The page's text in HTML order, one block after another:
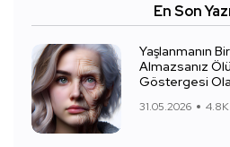
En Son
Yaşlanmanın
Almazsanız
Göstergesi
31.05.2026